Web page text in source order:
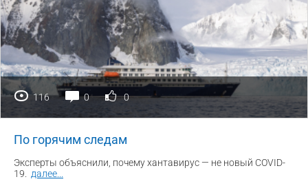
116 0 0
По горячим следам
Эксперты объяснили, почему хантавирус — не новый COVID-
19.
далее